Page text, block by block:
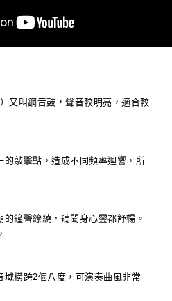
又叫鋼舌鼓，聲音較明亮，適合較
的敲擊點，造成不同頻率迴響，所
鐘聲繚繞，聽聞身心靈都舒暢。
橫跨2個八度，可演奏曲風非常